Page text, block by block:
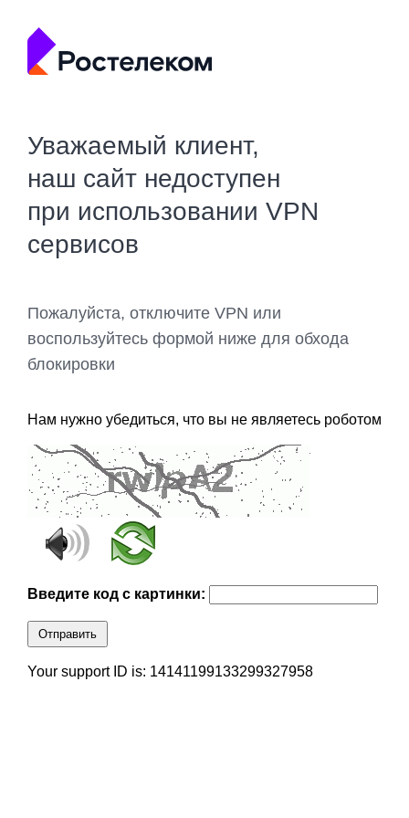
Уважаемый клиент,
наш сайт недоступен
при использовании VPN
сервисов
Пожалуйста, отключите VPN или
воспользуйтесь формой ниже для обхода
блокировки
Нам нужно убедиться, что вы не являетесь роботом
Введите код с картинки:
Отправить
Your support ID is: 14141199133299327958